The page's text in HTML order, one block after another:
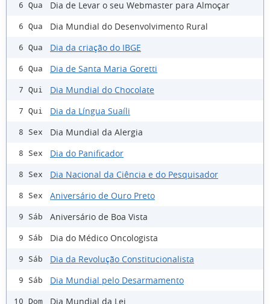
6 Qua Dia de Levar o seu Webmaster para Almoçar
6 Qua Dia Mundial do Desenvolvimento Rural
6 Qua Dia da criação do IBGE
6 Qua Dia de Santa Maria Goretti
7 Qui Dia Mundial do Chocolate
7 Qui Dia da Língua Suaíli
8 Sex Dia Mundial da Alergia
8 Sex Dia do Panificador
8 Sex Dia Nacional da Ciência e do Pesquisador
8 Sex Aniversário de Ouro Preto
9 Sáb Aniversário de Boa Vista
9 Sáb Dia do Médico Oncologista
9 Sáb Dia da Revolução Constitucionalista
9 Sáb Dia Mundial pelo Desarmamento
10 Dom Dia Mundial da Lei